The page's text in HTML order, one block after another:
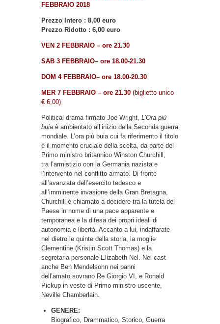
FEBBRAIO 2018
Prezzo Intero : 8,00 euro
Prezzo Ridotto : 6,00 euro
VEN 2 FEBBRAIO – ore 21.30
SAB 3 FEBBRAIO– ore 18.00-21.30
DOM 4 FEBBRAIO– ore 18.00-20.30
MER 7 FEBBRAIO – ore 21.30 (biglietto unico
€ 6,00)
Political drama firmato Joe Wright, L’Ora più
buia è ambientato all’inizio della Seconda guerra
mondiale. L’ora più buia cui fa riferimento il titolo
è il momento cruciale della scelta, da parte del
Primo ministro britannico Winston Churchill,
tra l’armistizio con la Germania nazista e
l’intervento nel conflitto armato. Di fronte
all’avanzata dell’esercito tedesco e
all’imminente invasione della Gran Bretagna,
Churchill è chiamato a decidere tra la tutela del
Paese in nome di una pace apparente e
temporanea e la difesa dei propri ideali di
autonomia e libertà. Accanto a lui, indaffarate
nel dietro le quinte della storia, la moglie
Clementine (Kristin Scott Thomas) e la
segretaria personale Elizabeth Nel. Nel cast
anche Ben Mendelsohn nei panni
dell’amato sovrano Re Giorgio VI, e Ronald
Pickup in veste di Primo ministro uscente,
Neville Chamberlain.
GENERE:
Biografico, Drammatico, Storico, Guerra